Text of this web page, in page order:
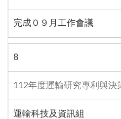
完成０９月工作會議
8
112年度運輸研究專利與決
運輸科技及資訊組